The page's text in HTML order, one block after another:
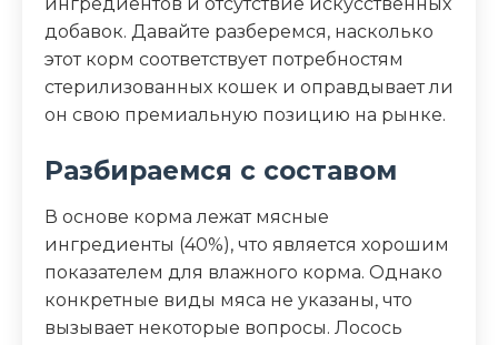
Белок (%) 9
Жир (%) 3
Клетчатка (%) 0.5
Зола (%)
Влага (%) 82
Калорийность (ккал/100г) 73
добавок. Давайте разберемся, насколько
этот корм соответствует потребностям
стерилизованных кошек и оправдывает ли
он свою премиальную позицию на рынке.
Разбираемся с составом
В основе корма лежат мясные
ингредиенты (40%), что является хорошим
показателем для влажного корма. Однако
конкретные виды мяса не указаны, что
вызывает некоторые вопросы. Лосось